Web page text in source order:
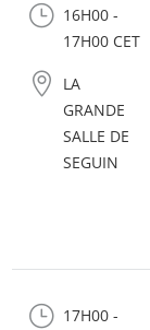
} 16H00 -
17H00 CET

LA
GRANDE
SALLE DE
SEGUIN
} 17H00 -